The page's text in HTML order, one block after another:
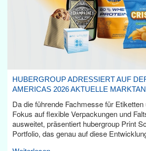
HUBERGROUP ADRESSIERT AUF
AMERICAS 2026 AKTUELLE
Da die führende Fachmesse für
Fokus auf flexible Verpackungen und
ausweitet, präsentiert hubergroup Print
Portfolio, das genau auf diese